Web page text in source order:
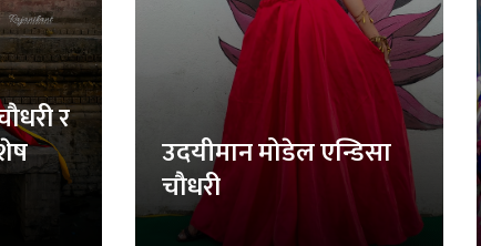
र
उदयीमान मोडेल एन्डिसा
चौधरी